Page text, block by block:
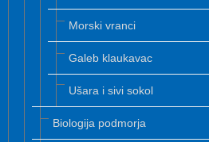
Morski vranci
Galeb klaukavac
Ušara i sivi sokol
Biologija podmorja